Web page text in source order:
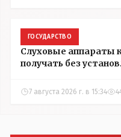
ГОСУДАРСТВО
Слуховые аппараты
получать без
7 августа 2026 г. в 15:34